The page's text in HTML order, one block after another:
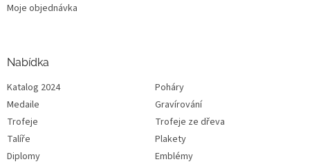
Moje objednávka
Nabídka
Katalog 2024
Poháry
Medaile
Gravírování
Trofeje
Trofeje ze dřeva
Talíře
Plakety
Diplomy
Emblémy